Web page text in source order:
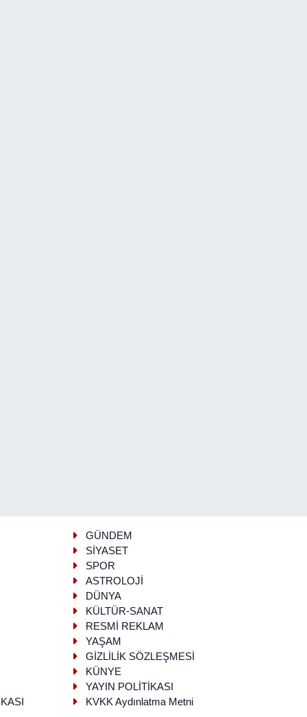
GÜNDEM
SİYASET
SPOR
ASTROLOJİ
DÜNYA
KÜLTÜR-SANAT
RESMİ REKLAM
YAŞAM
GİZLİLİK SÖZLEŞMESİ
KÜNYE
YAYIN POLİTİKASI
KVKK Aydınlatma Metni